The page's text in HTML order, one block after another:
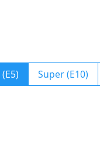
Super (E10)